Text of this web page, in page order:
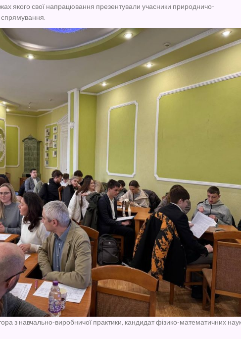
якого свої напрацювання презентували учасники природничо-
спрямування.
з навчально-виробничої практики, кандидат фізико-математичних